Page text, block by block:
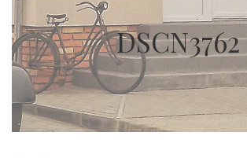
DSCN3762